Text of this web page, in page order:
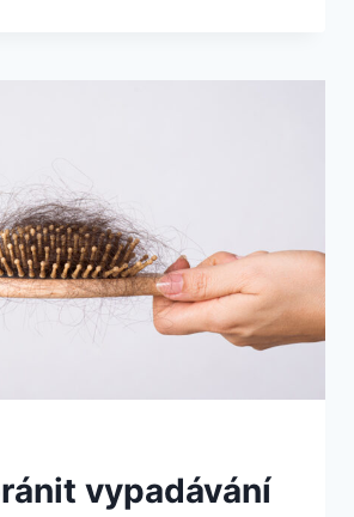
vypadávání